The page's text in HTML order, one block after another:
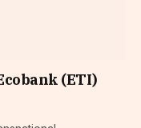
(ETI)